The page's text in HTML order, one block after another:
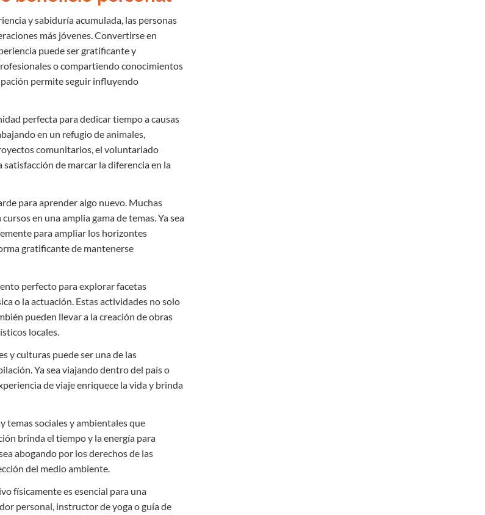
y sabiduría acumulada, las personas
más jóvenes. Convertirse en
puede ser gratificante y
o compartiendo conocimientos
permite seguir influyendo
perfecta para dedicar tiempo a causas
en un refugio de animales,
comunitarios, el voluntariado
de marcar la diferencia en la
para aprender algo nuevo. Muchas
en una amplia gama de temas. Ya sea
para ampliar los horizontes
gratificante de mantenerse
perfecto para explorar facetas
o la actuación. Estas actividades no solo
pueden llevar a la creación de obras
locales.
y culturas puede ser una de las
Ya sea viajando dentro del país o
de viaje enriquece la vida y brinda
temas sociales y ambientales que
brinda el tiempo y la energía para
abogando por los derechos de las
del medio ambiente.
físicamente es esencial para una
personal, instructor de yoga o guía de